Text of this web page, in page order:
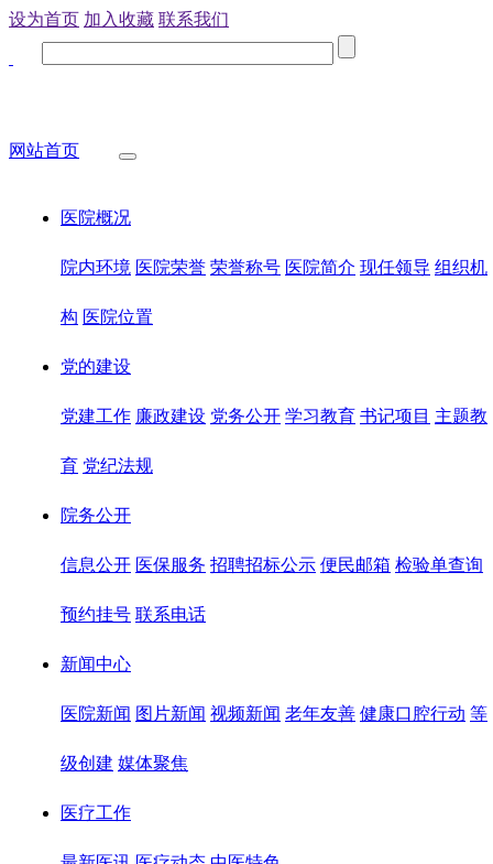
设为首页 加入收藏 联系我们
网站首页
医院概况
院内环境 医院荣誉 荣誉称号 医院简介 现任领导 组织机
构 医院位置
党的建设
党建工作 廉政建设 党务公开 学习教育 书记项目 主题教
育 党纪法规
院务公开
信息公开 医保服务 招聘招标公示 便民邮箱 检验单查询
预约挂号 联系电话
新闻中心
医院新闻 图片新闻 视频新闻 老年友善 健康口腔行动 等
级创建 媒体聚焦
医疗工作